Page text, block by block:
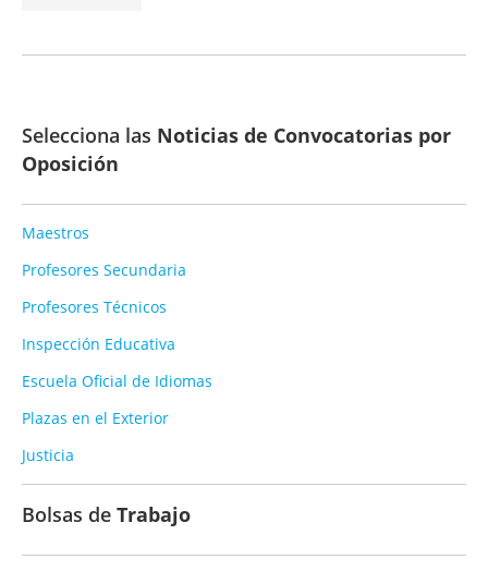
Selecciona las Noticias de Convocatorias por
Oposición
Maestros
Profesores Secundaria
Profesores Técnicos
Inspección Educativa
Escuela Oficial de Idiomas
Plazas en el Exterior
Justicia
Bolsas de Trabajo